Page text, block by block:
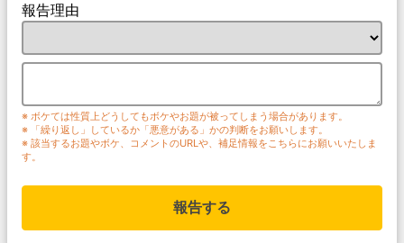
報告理由
※ ボケては性質上どうしてもボケやお題が被ってしまう場合があります。
※ 「繰り返し」しているか「悪意がある」かの判断をお願いします。
※ 該当するお題やボケ、コメントのURLや、補足情報をこちらにお願いいたしま
す。
報告する